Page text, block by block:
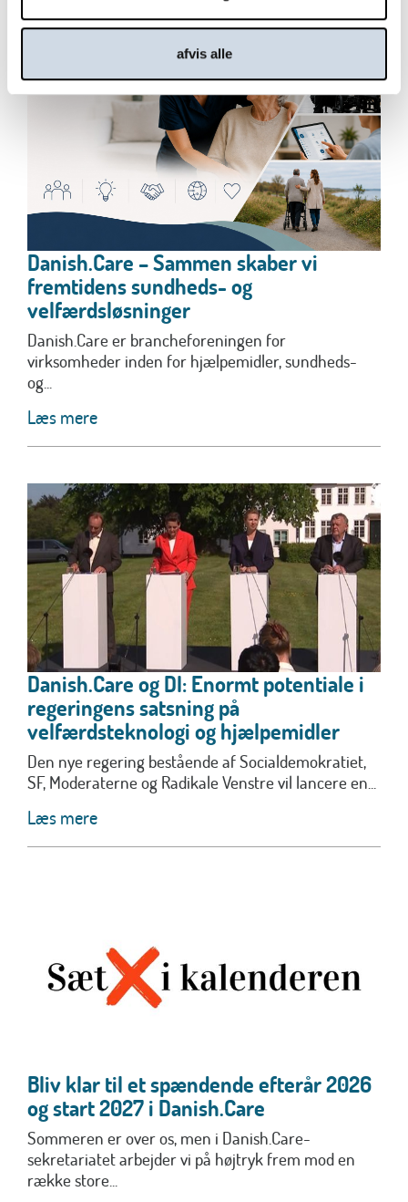
afvis alle
Danish.Care – Sammen skaber vi
fremtidens sundheds- og
velfærdsløsninger
Danish.Care er brancheforeningen for
virksomheder inden for hjælpemidler, sundheds-
og...
Læs mere
Danish.Care og DI: Enormt potentiale i
regeringens satsning på
velfærdsteknologi og hjælpemidler
Den nye regering bestående af Socialdemokratiet,
SF, Moderaterne og Radikale Venstre vil lancere en...
Læs mere
Bliv klar til et spændende efterår 2026
og start 2027 i Danish.Care
Sommeren er over os, men i Danish.Care-
sekretariatet arbejder vi på højtryk frem mod en
række store...